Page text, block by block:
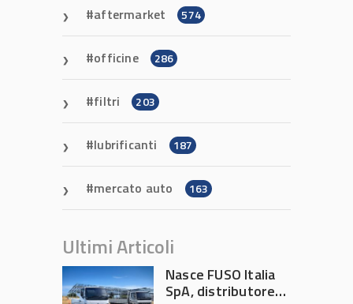
aftermarket 574
officine 286
filtri 203
lubrificanti 187
mercato auto 163
Ultimi Articoli
Nasce FUSO Italia
SpA, distributore